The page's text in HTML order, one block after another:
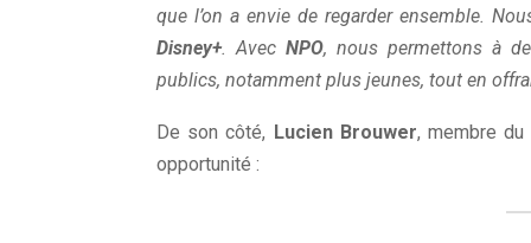
que l’on a envie de regarder ensemble.
Disney+. Avec NPO, nous permettons à
publics, notamment plus jeunes, tout en
De son côté, Lucien Brouwer, membre
opportunité :